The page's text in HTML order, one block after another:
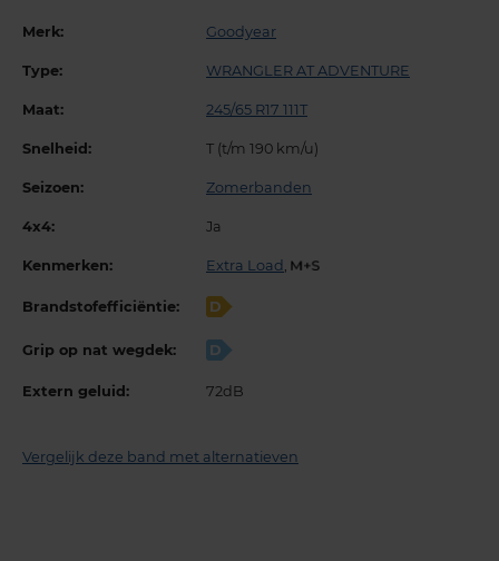
Merk: Goodyear
Type: WRANGLER AT ADVENTURE
Maat: 245/65 R17 111T
Snelheid: T (t/m 190 km/u)
Seizoen: Zomerbanden
4x4: Ja
Kenmerken: Extra Load ,
Brandstofefficiëntie: D
Grip op nat wegdek: D
Extern geluid: 72dB
Vergelijk deze band met alternatieven